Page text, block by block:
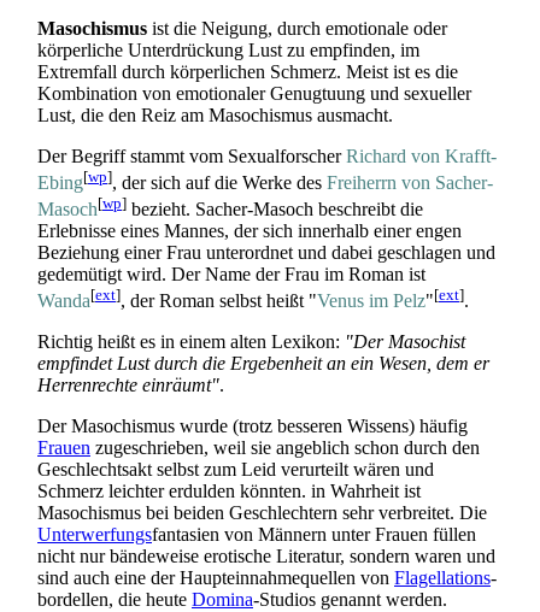
Masochismus ist die Neigung, durch emotionale oder
körperliche Unterdrückung Lust zu empfinden, im
Extremfall durch körperlichen Schmerz. Meist ist es die
Kombination von emotionaler Genugtuung und sexueller
Lust, die den Reiz am Masochismus ausmacht.
Der Begriff stammt vom SexualforscherRichard von Krafft-
Ebing[wp], der sich auf die Werke des Freiherrn von Sacher-
Masoch[wp] bezieht. Sacher-Masoch beschreibt die
Erlebnisse eines Mannes, der sich innerhalb einer engen
Beziehung einer Frau unterordnet und dabei geschlagen und
gedemütigt wird. Der Name der Frau im Roman ist
Wanda[ext], der Roman selbst heißt "Venus im Pelz"[ext].
Richtig heißt es in einem alten Lexikon: "Der Masochist
empfindet Lust durch die Ergebenheit an ein Wesen, dem er
Herrenrechte einräumt".
Der Masochismus wurde (trotz besseren Wissens) häufig
Frauen zugeschrieben, weil sie angeblich schon durch den
Geschlechtsakt selbst zum Leid verurteilt wären und
Schmerz leichter erdulden könnten. in Wahrheit ist
Masochismus bei beiden Geschlechtern sehr verbreitet. Die
Unterwerfungs­fantasien von Männern unter Frauen füllen
nicht nur bändeweise erotische Literatur, sondern waren und
sind auch eine der Haupt­einnahme­quellen von Flagellations­
bordellen, die heute Domina-Studios genannt werden.